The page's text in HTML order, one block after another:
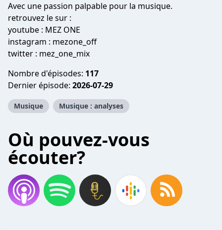
Avec une passion palpable pour la musique.
retrouvez le sur :
youtube : MEZ ONE
instagram : mezone_off
twitter : mez_one_mix
Nombre d'épisodes: 117
Dernier épisode: 2026-07-29
Musique Musique : analyses
Où pouvez-vous
écouter?